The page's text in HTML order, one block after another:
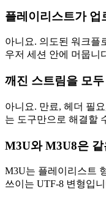
플레이리스트가 업
아니요. 의도된 워크플
우저 세션 안에 머뭅니
깨진 스트림을 모
아니요. 만료, 헤더 필
는 도구만으로 해결할
M3U와 M3U8은 같
M3U는 플레이리스트
쓰이는 UTF-8 변형입